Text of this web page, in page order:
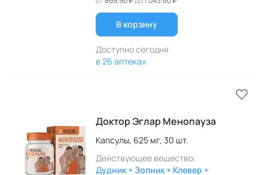
В корзину
Доступно сегодня
в 26 аптеках
Доктор Эглар Менопауза
Капсулы, 625 мг, 30 шт.
Действующее вещество:
Дудник + Зопник + Клевер +